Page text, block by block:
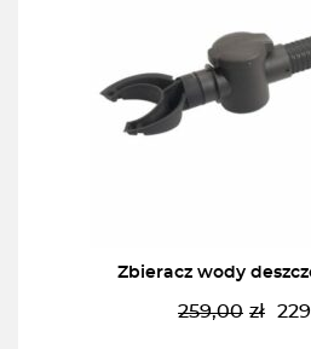
Zbieracz wody
259,00 zł